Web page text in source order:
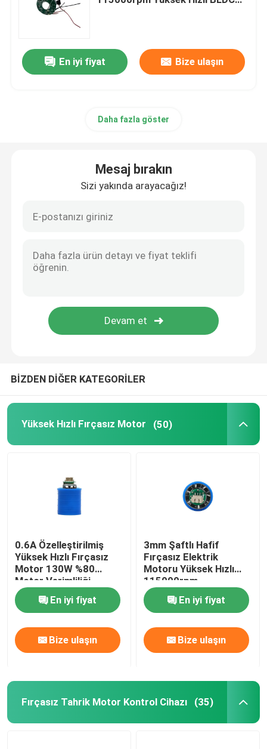
Fırçasız Tahrik Motor Kontrol Cihazı
Yüksek Hızlı Saç Kurutma Makinesi
DC Fırçasız Motor Kontrol Cihazı
En iyi fiyat Bize ulaşın
Daha fazla göster
Mesaj bırakın
Sizi yakında arayacağız!
BİZDEN DİĞER KATEGORİLER
Yüksek Hızlı Fırçasız Motor (50)
0.6A Özelleştirilmiş
Yüksek Hızlı Fırçasız
Motor 130W %80
Motor Verimliliği
En iyi fiyat
Bize ulaşın
3mm Şaftlı Hafif
Fırçasız Elektrik
Motoru Yüksek Hızlı
115000rpm
En iyi fiyat
Bize ulaşın
Fırçasız Tahrik Motor Kontrol Cihazı (35)